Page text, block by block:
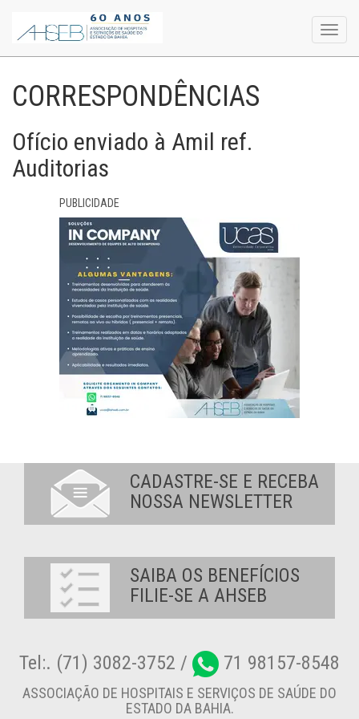
CORRESPONDÊNCIAS
Ofício enviado à Amil ref.
Auditorias
PUBLICIDADE
CADASTRE-SE E RECEBA
NOSSA NEWSLETTER
SAIBA OS BENEFÍCIOS
FILIE-SE A AHSEB
Tel:. (71) 3082-3752 / 71 98157-8548
ASSOCIAÇÃO DE HOSPITAIS E SERVIÇOS DE SAÚDE DO
ESTADO DA BAHIA.